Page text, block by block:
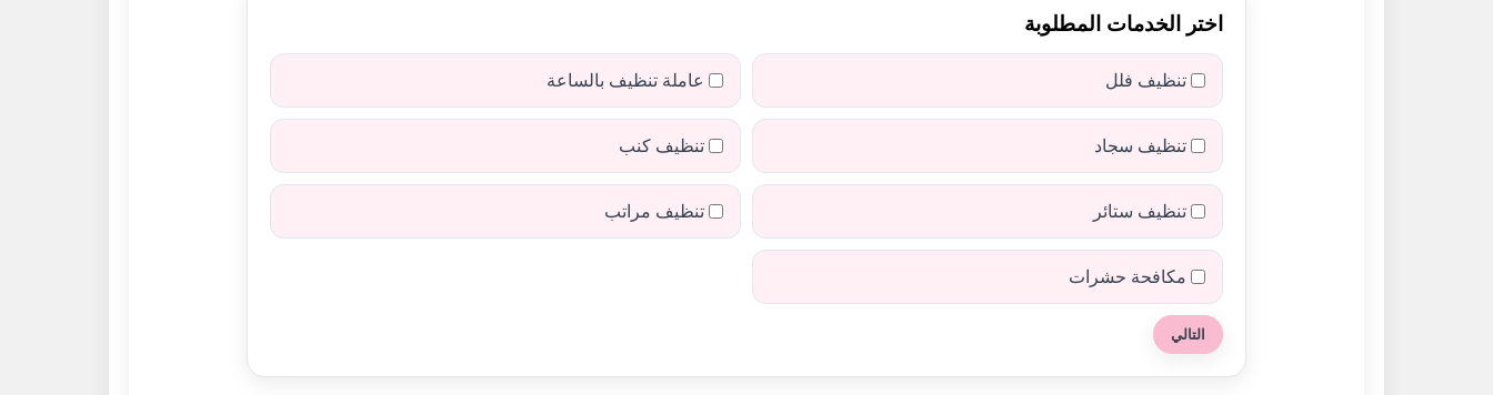
اختر الخدمات المطلوبة
تنظيف فلل عاملة تنظيف بالساعة
تنظيف سجاد تنظيف كنب
تنظيف ستائر تنظيف مراتب
مكافحة حشرات
التالي